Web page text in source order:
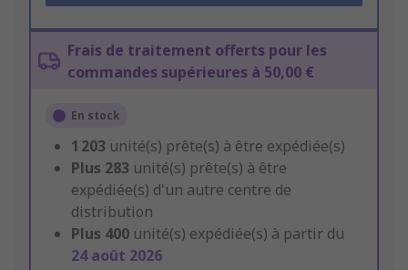
Frais de traitement offerts pour les
commandes supérieures à 50,00 €
En stock
1 203 unité(s) prête(s) à être expédiée(s)
Plus 283 unité(s) prête(s) à être
expédiée(s) d'un autre centre de
distribution
Plus 400 unité(s) expédiée(s) à partir du
24 août 2026